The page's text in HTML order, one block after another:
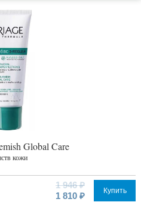
Global Care
кожи
1 946 ₽
1 810 ₽
Купить